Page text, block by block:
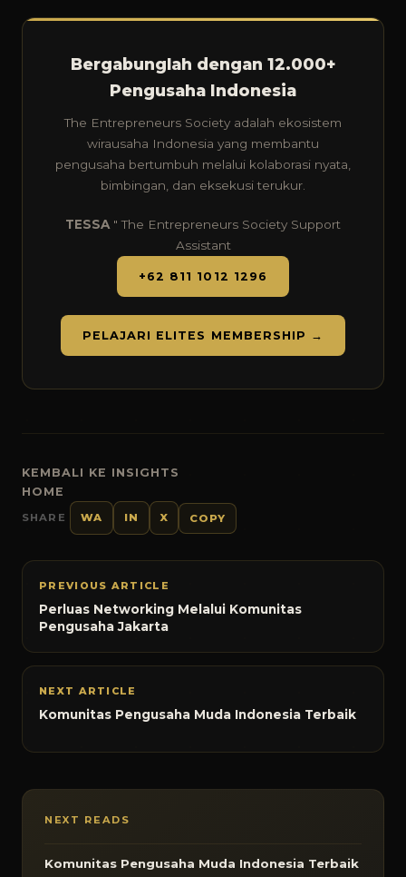
Bergabunglah dengan 12.000+
Pengusaha Indonesia
The Entrepreneurs Society adalah ekosistem
wirausaha Indonesia yang membantu
pengusaha bertumbuh melalui kolaborasi nyata,
bimbingan, dan eksekusi terukur.
TESSA " The Entrepreneurs Society Support
Assistant
+62 811 1012 1296
PELAJARI ELITES MEMBERSHIP →
KEMBALI KE INSIGHTS
HOME
SHARE WA IN X COPY
PREVIOUS ARTICLE
Perluas Networking Melalui Komunitas
Pengusaha Jakarta
NEXT ARTICLE
Komunitas Pengusaha Muda Indonesia Terbaik
NEXT READS
Komunitas Pengusaha Muda Indonesia Terbaik